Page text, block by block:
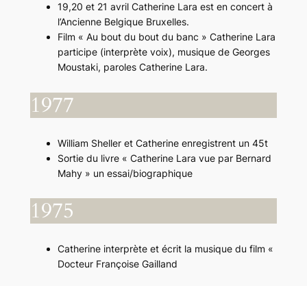
19,20 et 21 avril Catherine Lara est en concert à
l’Ancienne Belgique Bruxelles.
Film « Au bout du bout du banc » Catherine Lara
participe (interprète voix), musique de Georges
Moustaki, paroles Catherine Lara.
1977
William Sheller et Catherine enregistrent un 45t
Sortie du livre « Catherine Lara vue par Bernard
Mahy » un essai/biographique
1975
Catherine interprète et écrit la musique du film «
Docteur Françoise Gailland